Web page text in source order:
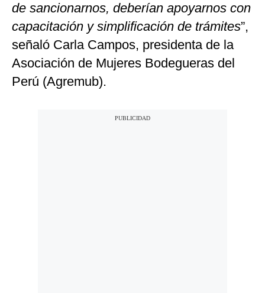
de sancionarnos, deberían apoyarnos con
capacitación y simplificación de trámites”,
señaló Carla Campos, presidenta de la
Asociación de Mujeres Bodegueras del
Perú (Agremub).